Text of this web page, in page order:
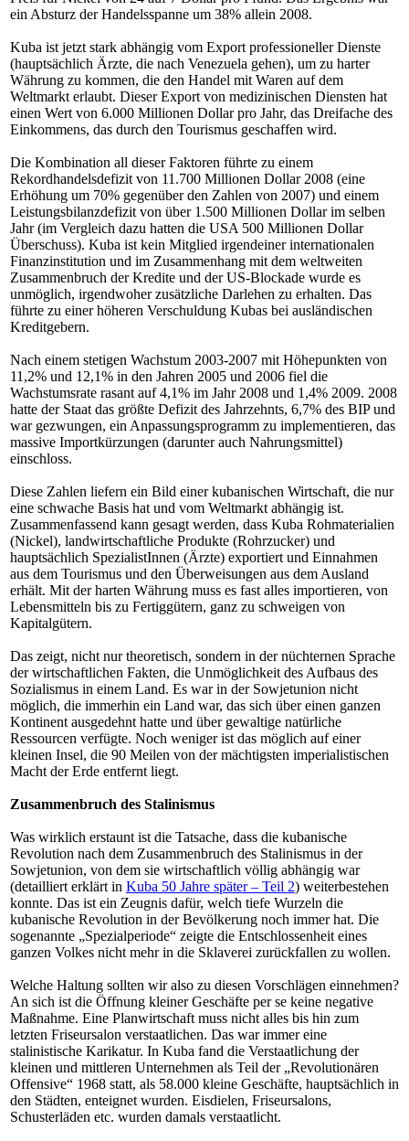
ein Absturz der Handelsspanne um 38% allein 2008.
Kuba ist jetzt stark abhängig vom Export professioneller Dienste
(hauptsächlich Ärzte, die nach Venezuela gehen), um zu harter
Währung zu kommen, die den Handel mit Waren auf dem
Weltmarkt erlaubt. Dieser Export von medizinischen Diensten hat
einen Wert von 6.000 Millionen Dollar pro Jahr, das Dreifache des
Einkommens, das durch den Tourismus geschaffen wird.
Die Kombination all dieser Faktoren führte zu einem
Rekordhandelsdefizit von 11.700 Millionen Dollar 2008 (eine
Erhöhung um 70% gegenüber den Zahlen von 2007) und einem
Leistungsbilanzdefizit von über 1.500 Millionen Dollar im selben
Jahr (im Vergleich dazu hatten die USA 500 Millionen Dollar
Überschuss). Kuba ist kein Mitglied irgendeiner internationalen
Finanzinstitution und im Zusammenhang mit dem weltweiten
Zusammenbruch der Kredite und der US-Blockade wurde es
unmöglich, irgendwoher zusätzliche Darlehen zu erhalten. Das
führte zu einer höheren Verschuldung Kubas bei ausländischen
Kreditgebern.
Nach einem stetigen Wachstum 2003-2007 mit Höhepunkten von
11,2% und 12,1% in den Jahren 2005 und 2006 fiel die
Wachstumsrate rasant auf 4,1% im Jahr 2008 und 1,4% 2009. 2008
hatte der Staat das größte Defizit des Jahrzehnts, 6,7% des BIP und
war gezwungen, ein Anpassungsprogramm zu implementieren, das
massive Importkürzungen (darunter auch Nahrungsmittel)
einschloss.
Diese Zahlen liefern ein Bild einer kubanischen Wirtschaft, die nur
eine schwache Basis hat und vom Weltmarkt abhängig ist.
Zusammenfassend kann gesagt werden, dass Kuba Rohmaterialien
(Nickel), landwirtschaftliche Produkte (Rohrzucker) und
hauptsächlich SpezialistInnen (Ärzte) exportiert und Einnahmen
aus dem Tourismus und den Überweisungen aus dem Ausland
erhält. Mit der harten Währung muss es fast alles importieren, von
Lebensmitteln bis zu Fertiggütern, ganz zu schweigen von
Kapitalgütern.
Das zeigt, nicht nur theoretisch, sondern in der nüchternen Sprache
der wirtschaftlichen Fakten, die Unmöglichkeit des Aufbaus des
Sozialismus in einem Land. Es war in der Sowjetunion nicht
möglich, die immerhin ein Land war, das sich über einen ganzen
Kontinent ausgedehnt hatte und über gewaltige natürliche
Ressourcen verfügte. Noch weniger ist das möglich auf einer
kleinen Insel, die 90 Meilen von der mächtigsten imperialistischen
Macht der Erde entfernt liegt.
Zusammenbruch des Stalinismus
Was wirklich erstaunt ist die Tatsache, dass die kubanische
Revolution nach dem Zusammenbruch des Stalinismus in der
Sowjetunion, von dem sie wirtschaftlich völlig abhängig war
(detailliert erklärt in Kuba 50 Jahre später – Teil 2) weiterbestehen
konnte. Das ist ein Zeugnis dafür, welch tiefe Wurzeln die
kubanische Revolution in der Bevölkerung noch immer hat. Die
sogenannte „Spezialperiode“ zeigte die Entschlossenheit eines
ganzen Volkes nicht mehr in die Sklaverei zurückfallen zu wollen.
Welche Haltung sollten wir also zu diesen Vorschlägen einnehmen?
An sich ist die Öffnung kleiner Geschäfte per se keine negative
Maßnahme. Eine Planwirtschaft muss nicht alles bis hin zum
letzten Friseursalon verstaatlichen. Das war immer eine
stalinistische Karikatur. In Kuba fand die Verstaatlichung der
kleinen und mittleren Unternehmen als Teil der „Revolutionären
Offensive“ 1968 statt, als 58.000 kleine Geschäfte, hauptsächlich in
den Städten, enteignet wurden. Eisdielen, Friseursalons,
Schusterläden etc. wurden damals verstaatlicht.